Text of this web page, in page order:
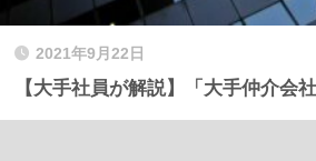
2021年9月22日
【大手社員が解説】「大手仲介会